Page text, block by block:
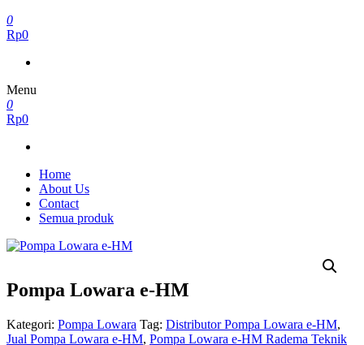
0
Rp0
Menu
0
Rp0
Home
About Us
Contact
Semua produk
Pompa Lowara e-HM
Kategori: Pompa Lowara Tag: Distributor Pompa Lowara e-HM,
Jual Pompa Lowara e-HM, Pompa Lowara e-HM Radema Teknik